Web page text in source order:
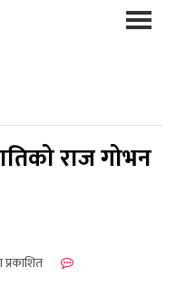
राज गोभन